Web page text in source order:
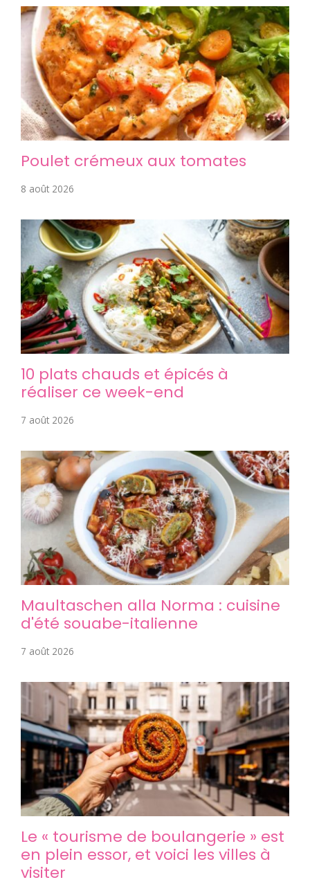
Poulet crémeux aux tomates
8 août 2026
10 plats chauds et épicés à
réaliser ce week-end
7 août 2026
Maultaschen alla Norma : cuisine
d'été souabe-italienne
7 août 2026
Le « tourisme de boulangerie » est
en plein essor, et voici les villes à
visiter